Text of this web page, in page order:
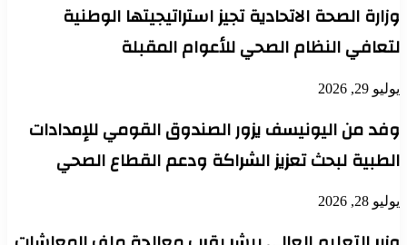
وزارة الصحة الاتحادية تجيز استراتيجيتها الوطنية
لتعافي النظام الصحي للأعوام المقبلة
يوليو 29, 2026
وفد من اليونيسف يزور الصندوق القومي للإمدادات
الطبية لبحث تعزيز الشراكة ودعم القطاع الصحي
يوليو 28, 2026